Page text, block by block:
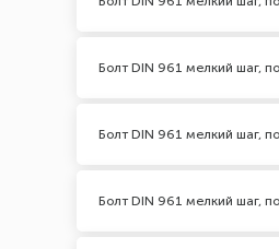
Болт DIN 961 мелкий шаг,
Болт DIN 961 мелкий шаг,
Болт DIN 961 мелкий шаг,